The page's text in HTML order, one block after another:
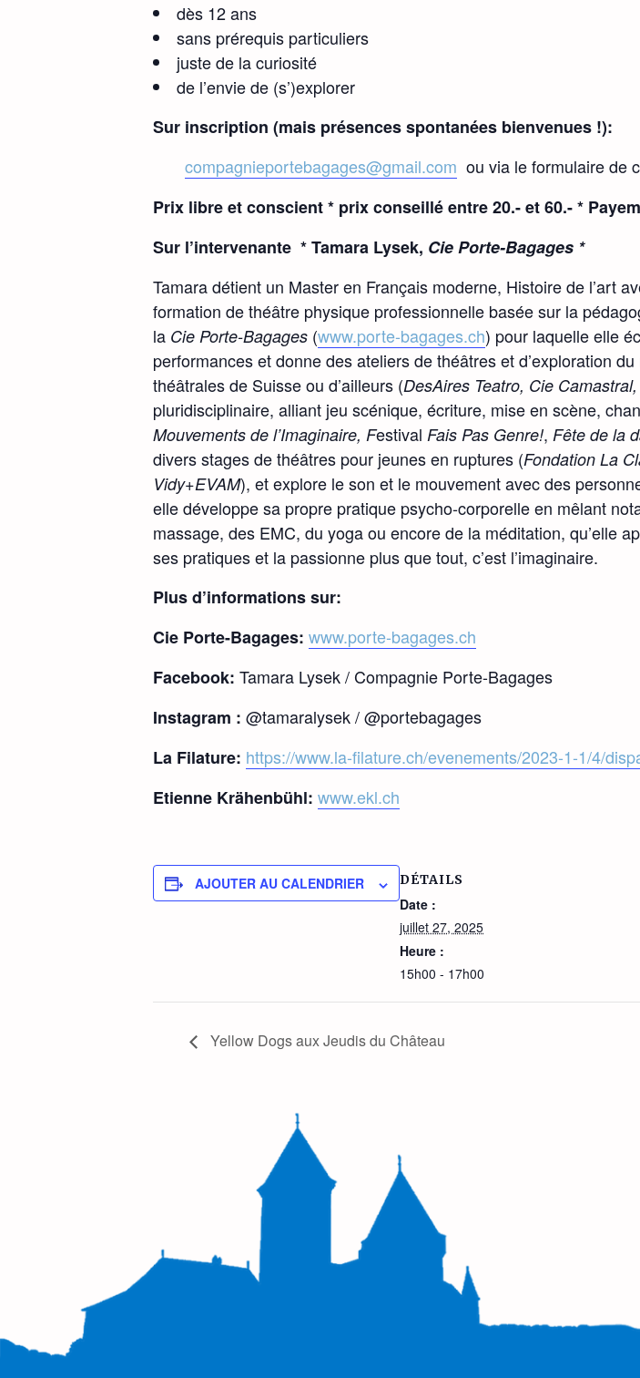
dès 12 ans
sans prérequis particuliers
juste de la curiosité
de l’envie de (s’)explorer
Sur inscription (mais présences spontanées bienvenues !):
compagnieportebagages@gmail.com ou via le formulaire de
Prix libre et conscient * prix conseillé entre 20.- et 60.- *
Sur l’intervenante * Tamara Lysek, Cie Porte-Bagages *
Tamara détient un Master en Français moderne, Histoire de l’art
formation de théâtre physique professionnelle basée sur la
la Cie Porte-Bagages (www.porte-bagages.ch) pour laquelle elle
performances et donne des ateliers de théâtres et d’exploration
théâtrales de Suisse ou d’ailleurs (DesAires Teatro, Cie
pluridisciplinaire, alliant jeu scénique, écriture, mise en scène,
Mouvements de l’Imaginaire, Festival Fais Pas Genre!, Fête de la
divers stages de théâtres pour jeunes en ruptures (Fondation La
Vidy+EVAM), et explore le son et le mouvement avec des
elle développe sa propre pratique psycho-corporelle en mêlant
massage, des EMC, du yoga ou encore de la méditation, qu’elle
ses pratiques et la passionne plus que tout, c’est l’imaginaire.
Plus d’informations sur:
Cie Porte-Bagages: www.porte-bagages.ch
Facebook: Tamara Lysek / Compagnie Porte-Bagages
Instagram : @tamaralysek / @portebagages
La Filature: https://www.la-filature.ch/evenements/2023-1-1/4/
Etienne Krähenbühl: www.ekl.ch
AJOUTER AU CALENDRIER DÉTAILS
Date :
juillet 27, 2025
Heure :
15h00 - 17h00
Yellow Dogs aux Jeudis du Château